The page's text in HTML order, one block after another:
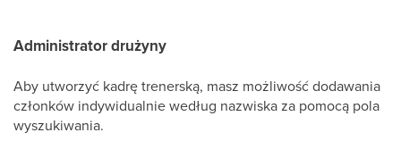
Administrator drużyny
Aby utworzyć kadrę trenerską, masz możliwość dodawania
członków indywidualnie według nazwiska za pomocą pola
wyszukiwania.